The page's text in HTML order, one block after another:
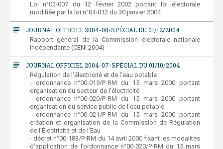
Loi n°02-007 du 12 février 2002 portant loi électorale
modifiée par la loi n°04-012 du 30 janvier 2004
subject JOURNAL OFFICIEL 2004-08-SPÉCIAL DU 01/12/2004
Rapport général de la Commission électorale nationale
indépendante (CENI 2004)
subject JOURNAL OFFICIEL 2004-07-SPÉCIAL DU 01/10/2004
Régulation de l’électricité et de l’eau potable :
- ordonnance n°00-019/P-RM du 15 mars 2000 portant
organisation du secteur de l’électricité
- ordonnance n°00-020/P-RM du 15 mars 2000 portant
organisation du service public de l’eau potable
- ordonnance n°00-021/P-RM du 15 mars 2000 portant
création et organisation de la Commission de Régulation
de l’Électricité et de l’Eau
- décret n°00-183/P-RM du 14 avril 2000 fixant les modalités
d’application de l’ordonnance n°00-020/P-RM du 15 mars